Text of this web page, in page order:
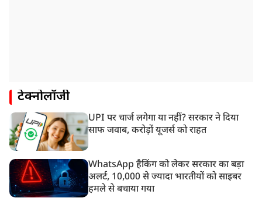
टेक्नोलॉजी
UPI पर चार्ज लगेगा या नहीं? सरकार ने दिया
साफ जवाब, करोड़ों यूजर्स को राहत
WhatsApp हैकिंग को लेकर सरकार का बड़ा
अलर्ट, 10,000 से ज्यादा भारतीयों को साइबर
हमले से बचाया गया